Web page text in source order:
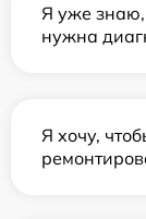
Я уже знаю,
нужна
Я хочу,